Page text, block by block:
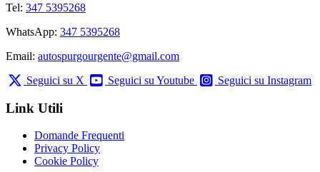
Tel: 347 5395268
WhatsApp: 347 5395268
Email: autospurgourgente@gmail.com
Seguici su X
Seguici su Youtube Seguici su Instagram
Link Utili
Domande Frequenti
Privacy Policy
Cookie Policy